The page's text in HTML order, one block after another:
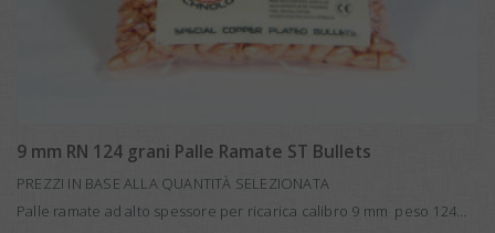
9 mm RN 124 grani Palle Ramate ST Bullets
PREZZI IN BASE ALLA QUANTITÀ SELEZIONATA
Palle ramate ad alto spessore per ricarica calibro 9 mm peso 124